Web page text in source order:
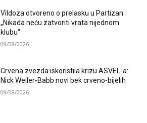
Vildoza otvoreno o prelasku u Partizan:
„Nikada neću zatvoriti vrata nijednom
klubu“
09/08/2026
Crvena zvezda iskoristila krizu ASVEL-a:
Nick Weiler-Babb novi bek crveno-bijelih
09/08/2026